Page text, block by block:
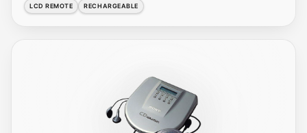
LCD REMOTE RECHARGEABLE